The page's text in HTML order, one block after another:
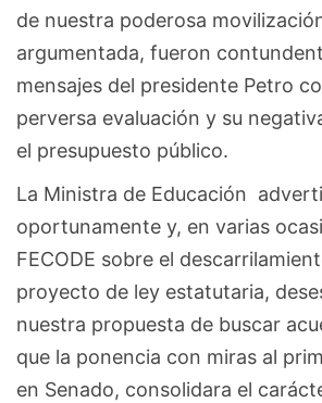
de nuestra poderosa
argumentada, fueron
mensajes del presidente Petro
perversa evaluación y su
el presupuesto público.
La Ministra de Educación
oportunamente y, en varias
FECODE sobre el
proyecto de ley estatutaria,
nuestra propuesta de buscar
que la ponencia con miras al
en Senado, consolidara el